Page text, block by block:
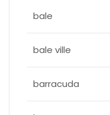
bale
bale ville
barracuda